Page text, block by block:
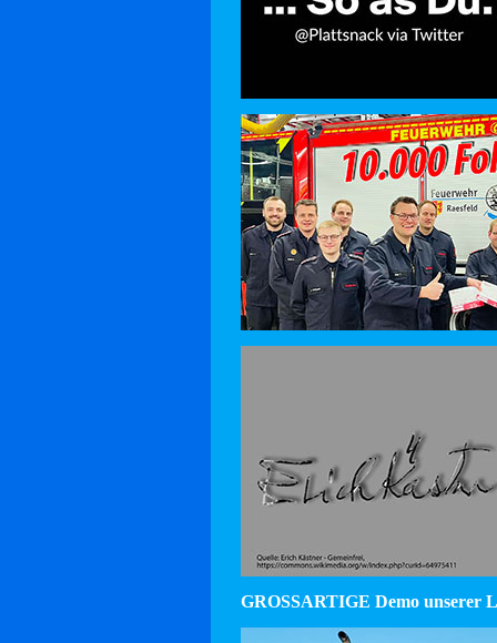
GROSSARTIGE Demo unserer